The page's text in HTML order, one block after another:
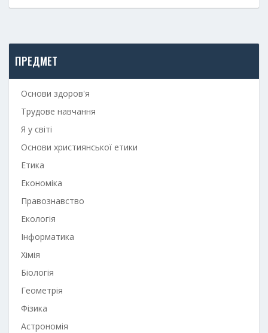
ПРЕДМЕТ
Основи здоров'я
Трудове навчання
Я у світі
Основи християнської етики
Етика
Економіка
Правознавство
Екологія
Інформатика
Хімія
Біологія
Геометрія
Фізика
Астрономія